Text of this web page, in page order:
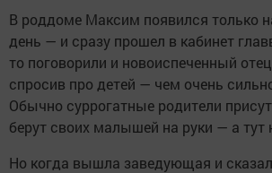
В роддоме Максим появился только
день — и сразу прошел в кабинет
то поговорили и новоиспеченный
спросив про детей — чем очень
Обычно суррогатные родители
берут своих малышей на руки — а тут
Но когда вышла заведующая и